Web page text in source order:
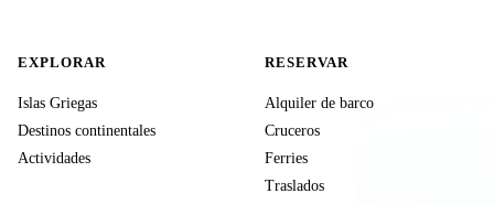
EXPLORAR
Islas Griegas
Destinos continentales
Actividades
RESERVAR
Alquiler de barco
Cruceros
Ferries
Traslados